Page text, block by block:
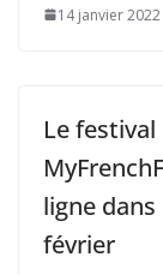
14 janvier 2022
Le
ligne
février